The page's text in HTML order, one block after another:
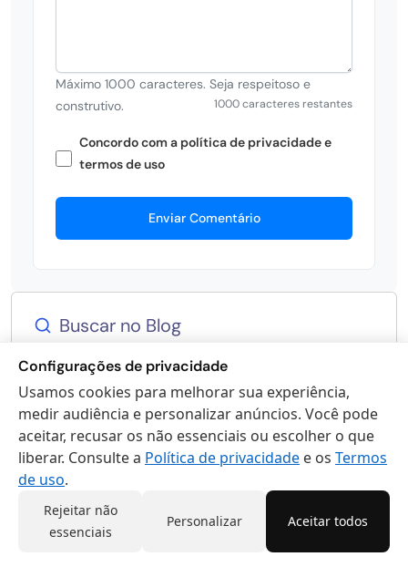
Máximo 1000 caracteres. Seja respeitoso e
construtivo.
1000 caracteres restantes
Concordo com a política de privacidade e
termos de uso
Enviar Comentário
Buscar no Blog
Use aspas para busca exata: "termo exato"
Categorias
Configurações de privacidade
Usamos cookies para melhorar sua experiência,
medir audiência e personalizar anúncios. Você pode
aceitar, recusar os não essenciais ou escolher o que
liberar. Consulte a Política de privacidade e os Termos
de uso.
Rejeitar não
essenciais
Personalizar Aceitar todos